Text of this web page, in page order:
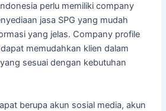
perlu memiliki company
jasa SPG yang mudah
yang jelas. Company profile
dapat memudahkan klien dalam
sesuai dengan kebutuhan
berupa akun sosial media, akun